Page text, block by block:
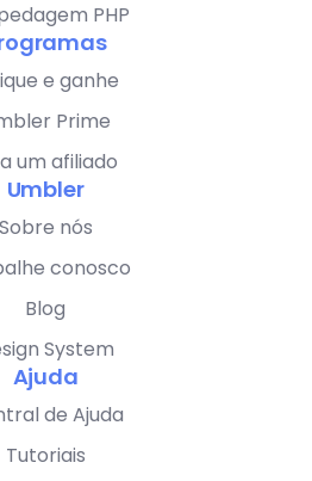
PHP
e ganhe
Prime
um afiliado
Umbler
Sobre nós
conosco
Blog
System
Ajuda
de Ajuda
Tutoriais